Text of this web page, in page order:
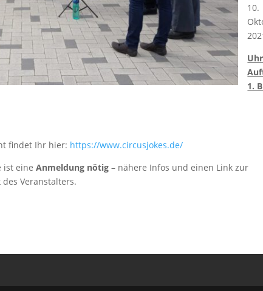
10.
1.
findet Ihr hier: https://www.circusjokes.de/
ist eineAnmeldung nötig – nähere Infos und einen Link zur
Veranstalters.